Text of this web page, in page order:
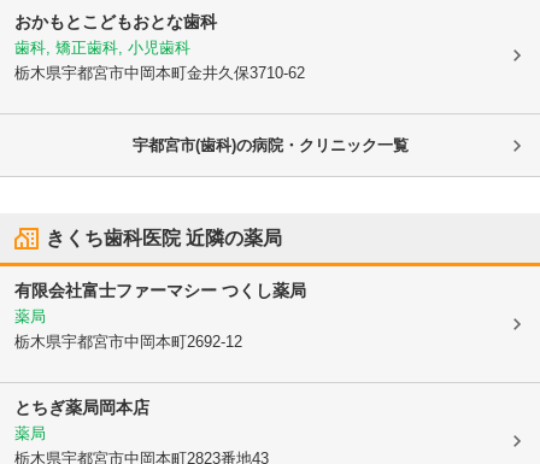
おかもとこどもおとな歯科
歯科, 矯正歯科, 小児歯科
栃木県宇都宮市中岡本町金井久保3710-62
宇都宮市(歯科)の病院・クリニック一覧
きくち歯科医院近隣の薬局
有限会社富士ファーマシー つくし薬局
薬局
栃木県宇都宮市中岡本町2692-12
とちぎ薬局岡本店
薬局
栃木県宇都宮市中岡本町2823番地43